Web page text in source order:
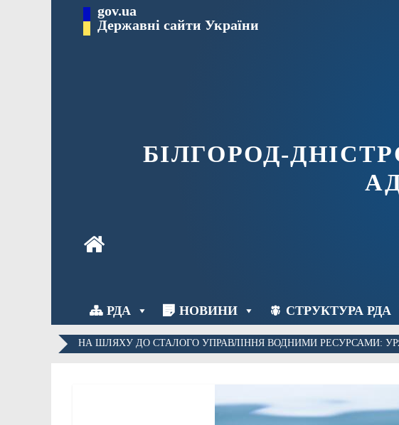
gov.ua
Державні сайти України
БІЛГОРОД-
РДА НОВИНИ СТРУКТУРА РДА
НА ШЛЯХУ ДО СТАЛОГО УПРАВЛІННЯ ВОДНИМИ РЕСУРСАМИ: